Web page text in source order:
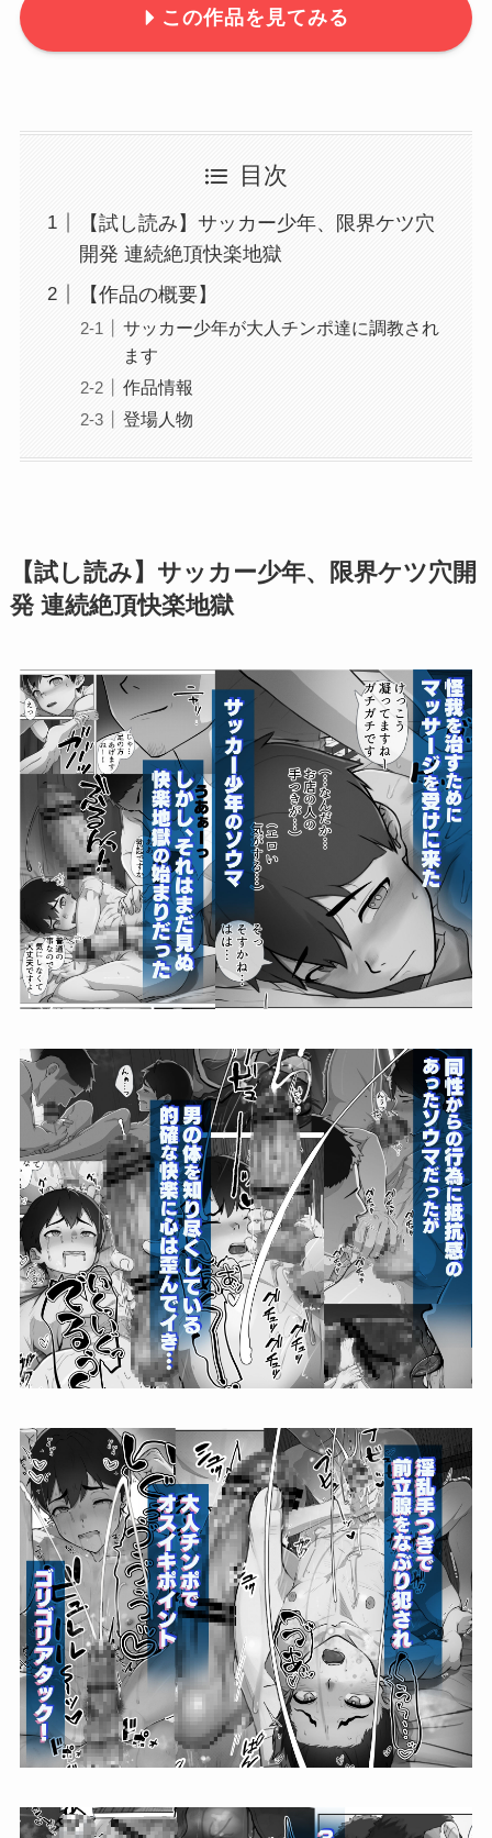
この作品を見てみる
目次
【試し読み】サッカー少年、限界ケツ穴
開発 連続絶頂快楽地獄
【作品の概要】
サッカー少年が大人チンポ達に調教され
ます
作品情報
登場人物
【試し読み】サッカー少年、限界ケツ穴開
発 連続絶頂快楽地獄